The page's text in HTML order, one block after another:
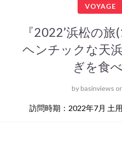
VOYAGE
『2022’浜松の
ヘンチックな天
ぎを食
bybasinviews
訪問時期：2022年7月 土